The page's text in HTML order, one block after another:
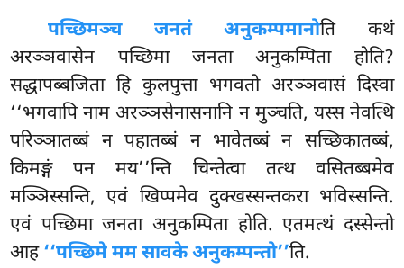
पच्छिमञ्च जनतं अनुकम्पमानोति कथं
अरञ्ञवासेन पच्छिमा जनता अनुकम्पिता होति?
सद्धापब्बजिता हि कुलपुत्ता भगवतो अरञ्ञवासं दिस्वा
‘‘भगवापि नाम अरञ्ञसेनासनानि न मुञ्चति, यस्स नेवत्थि
परिञ्ञातब्बं न पहातब्बं न भावेतब्बं न सच्छिकातब्बं,
किमङ्गं पन मय’’न्ति चिन्तेत्वा तत्थ वसितब्बमेव
मञ्ञिस्सन्ति, एवं खिप्पमेव दुक्खस्सन्तकरा भविस्सन्ति.
एवं पच्छिमा जनता अनुकम्पिता होति. एतमत्थं दस्सेन्तो
आह‘‘पच्छिमे मम सावके अनुकम्पन्तो’’ति.